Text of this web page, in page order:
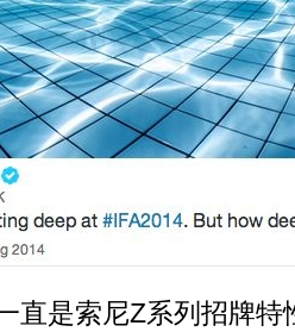
直是索尼Z系列招牌特